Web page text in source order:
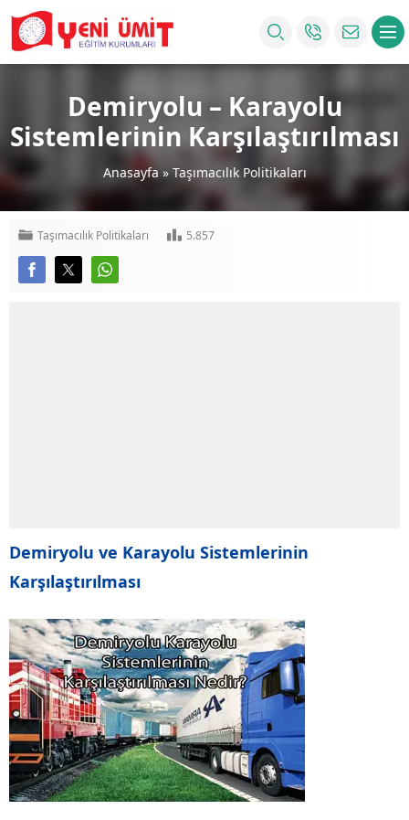
Demiryolu – Karayolu
Sistemlerinin Karşılaştırılması
Anasayfa»Taşımacılık Politikaları
Taşımacılık Politikaları 5.857
Demiryolu ve Karayolu Sistemlerinin
Karşılaştırılması